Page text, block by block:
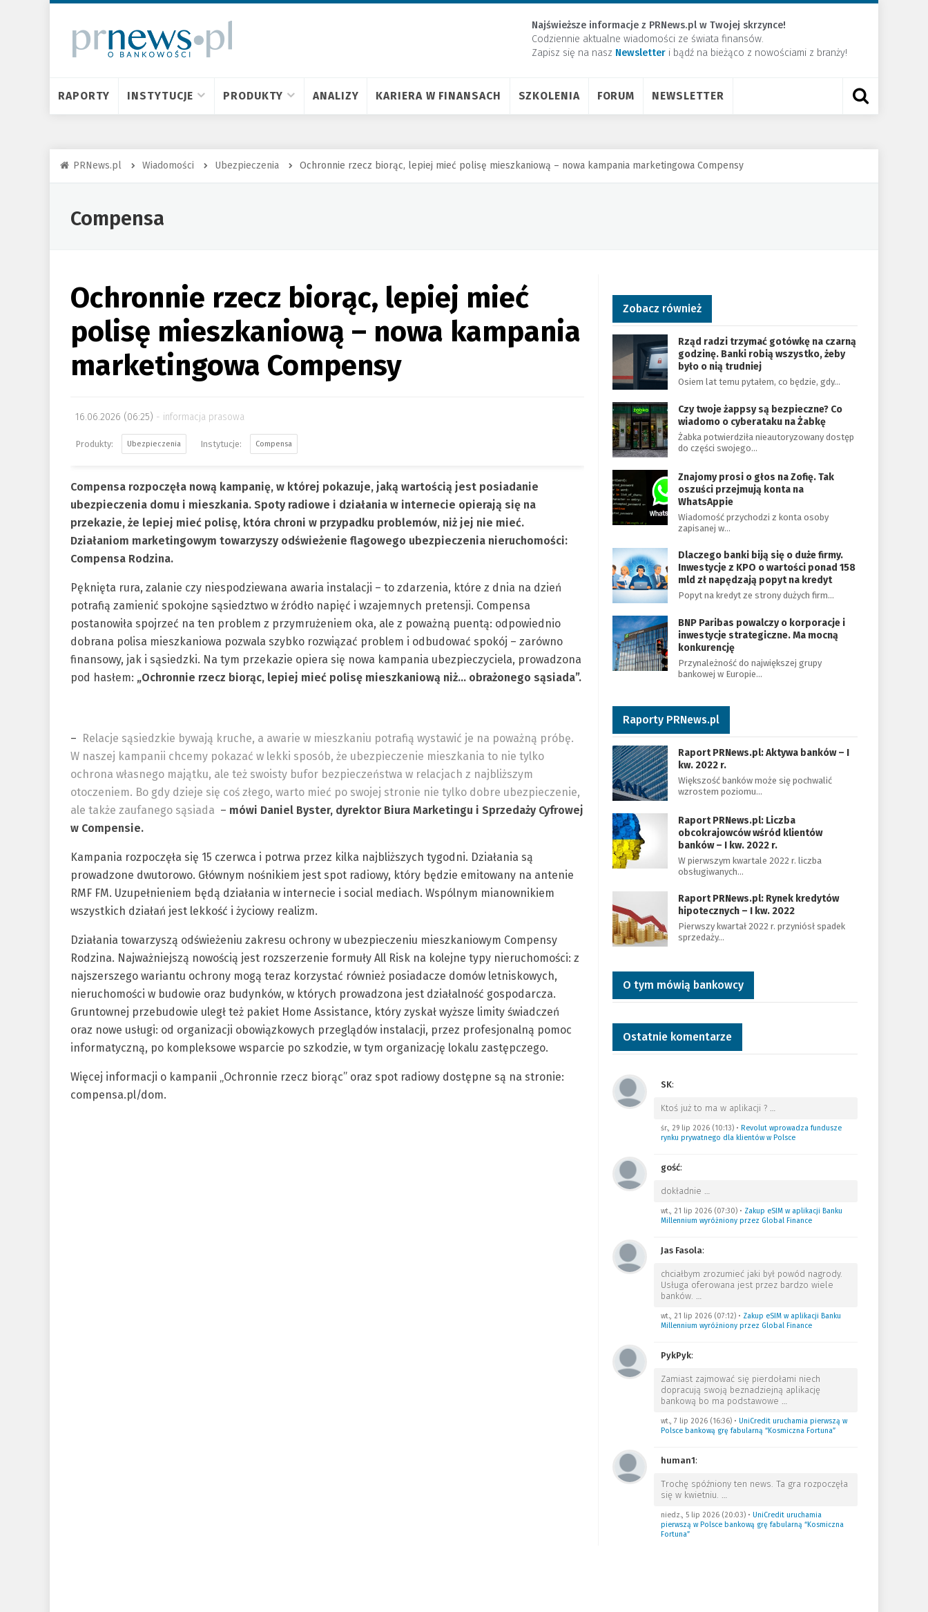
Najświeższe informacje z PRNews.pl w Twojej skrzynce!
Codziennie aktualne wiadomości ze świata finansów.
Zapisz się na nasz Newsletter ​i bądź na bieżąco z nowościami z branży!
RAPORTY INSTYTUCJE PRODUKTY ANALIZY KARIERA W FINANSACH SZKOLENIA FORUM NEWSLETTER
PRNews.pl Wiadomości Ubezpieczenia Ochronnie rzecz biorąc, lepiej mieć polisę mieszkaniową – nowa kampania marketingowa Compensy
Compensa
Ochronnie rzecz biorąc, lepiej mieć
polisę mieszkaniową – nowa kampania
marketingowa Compensy
16.06.2026 (06:25) informacja prasowa
Ubezpieczenia Compensa
Compensa rozpoczęła nową kampanię, w której pokazuje, jaką wartością jest posiadanie
ubezpieczenia domu i mieszkania. Spoty radiowe i działania w internecie opierają się na
przekazie, że lepiej mieć polisę, która chroni w przypadku problemów, niż jej nie mieć.
Działaniom marketingowym towarzyszy odświeżenie flagowego ubezpieczenia nieruchomości:
Compensa Rodzina.
Pęknięta rura, zalanie czy niespodziewana awaria instalacji – to zdarzenia, które z dnia na dzień
potrafią zamienić spokojne sąsiedztwo w źródło napięć i wzajemnych pretensji. Compensa
postanowiła spojrzeć na ten problem z przymrużeniem oka, ale z poważną puentą: odpowiednio
dobrana polisa mieszkaniowa pozwala szybko rozwiązać problem i odbudować spokój – zarówno
finansowy, jak i sąsiedzki. Na tym przekazie opiera się nowa kampania ubezpieczyciela, prowadzona
pod hasłem: „Ochronnie rzecz biorąc, lepiej mieć polisę mieszkaniową niż… obrażonego sąsiada”.
– Relacje sąsiedzkie bywają kruche, a awarie w mieszkaniu potrafią wystawić je na poważną próbę.
W naszej kampanii chcemy pokazać w lekki sposób, że ubezpieczenie mieszkania to nie tylko
ochrona własnego majątku, ale też swoisty bufor bezpieczeństwa w relacjach z najbliższym
otoczeniem. Bo gdy dzieje się coś złego, warto mieć po swojej stronie nie tylko dobre ubezpieczenie,
ale także zaufanego sąsiada – mówi Daniel Byster, dyrektor Biura Marketingu i Sprzedaży Cyfrowej
w Compensie.
Kampania rozpoczęła się 15 czerwca i potrwa przez kilka najbliższych tygodni. Działania są
prowadzone dwutorowo. Głównym nośnikiem jest spot radiowy, który będzie emitowany na antenie
RMF FM. Uzupełnieniem będą działania w internecie i social mediach. Wspólnym mianownikiem
wszystkich działań jest lekkość i życiowy realizm.
Działania towarzyszą odświeżeniu zakresu ochrony w ubezpieczeniu mieszkaniowym Compensy
Rodzina. Najważniejszą nowością jest rozszerzenie formuły All Risk na kolejne typy nieruchomości: z
najszerszego wariantu ochrony mogą teraz korzystać również posiadacze domów letniskowych,
nieruchomości w budowie oraz budynków, w których prowadzona jest działalność gospodarcza.
Gruntownej przebudowie uległ też pakiet Home Assistance, który zyskał wyższe limity świadczeń
oraz nowe usługi: od organizacji obowiązkowych przeglądów instalacji, przez profesjonalną pomoc
informatyczną, po kompleksowe wsparcie po szkodzie, w tym organizację lokalu zastępczego.
Więcej informacji o kampanii „Ochronnie rzecz biorąc” oraz spot radiowy dostępne są na stronie:
compensa.pl/dom.
Zobacz również
Rząd radzi trzymać gotówkę na czarną
godzinę. Banki robią wszystko, żeby
było o nią trudniej
Osiem lat temu pytałem, co będzie, gdy…
Czy twoje żappsy są bezpieczne? Co
wiadomo o cyberataku na Żabkę
Żabka potwierdziła nieautoryzowany dostęp
do części swojego…
Znajomy prosi o głos na Zofię. Tak
oszuści przejmują konta na
WhatsAppie
Wiadomość przychodzi z konta osoby
zapisanej w…
Dlaczego banki biją się o duże firmy.
Inwestycje z KPO o wartości ponad 158
mld zł napędzają popyt na kredyt
Popyt na kredyt ze strony dużych firm…
BNP Paribas powalczy o korporacje i
inwestycje strategiczne. Ma mocną
konkurencję
Przynależność do największej grupy
bankowej w Europie…
Raporty PRNews.pl
Raport PRNews.pl: Aktywa banków – I
kw. 2022 r.
Większość banków może się pochwalić
wzrostem poziomu…
Raport PRNews.pl: Liczba
obcokrajowców wśród klientów
banków – I kw. 2022 r.
W pierwszym kwartale 2022 r. liczba
obsługiwanych…
Raport PRNews.pl: Rynek kredytów
hipotecznych – I kw. 2022
Pierwszy kwartał 2022 r. przyniósł spadek
sprzedaży…
O tym mówią bankowcy
Ostatnie komentarze
SK:
Ktoś już to ma w aplikacji ? …
śr., 29 lip 2026 (10:13)• Revolut wprowadza fundusze
rynku prywatnego dla klientów w Polsce
gość:
dokładnie …
wt., 21 lip 2026 (07:30)• Zakup eSIM w aplikacji Banku
Millennium wyróżniony przez Global Finance
Jas Fasola:
chciałbym zrozumieć jaki był powód nagrody.
Usługa oferowana jest przez bardzo wiele
banków. …
wt., 21 lip 2026 (07:12)• Zakup eSIM w aplikacji Banku
Millennium wyróżniony przez Global Finance
PykPyk:
Zamiast zajmować się pierdołami niech
dopracują swoją beznadziejną aplikację
bankową bo ma podstawowe …
wt., 7 lip 2026 (16:36)• UniCredit uruchamia pierwszą w
Polsce bankową grę fabularną “Kosmiczna Fortuna”
human1:
Trochę spóźniony ten news. Ta gra rozpoczęła
się w kwietniu. …
niedz., 5 lip 2026 (20:03)• UniCredit uruchamia
pierwszą w Polsce bankową grę fabularną “Kosmiczna
Fortuna”